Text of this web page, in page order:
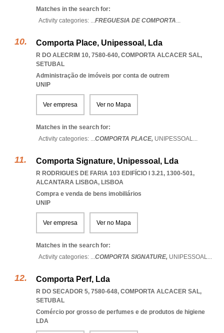
Matches in the search for:
Activity categories: ...FREGUESIA DE COMPORTA...
Comporta Place, Unipessoal, Lda
R DO ALECRIM 10, 7580-640, COMPORTA ALCACER SAL,
SETUBAL
Administração de imóveis por conta de outrem
UNIP
Ver empresa Ver no Mapa
Matches in the search for:
Activity categories: ...COMPORTA PLACE, UNIPESSOAL...
Comporta Signature, Unipessoal, Lda
R RODRIGUES DE FARIA 103 EDIFÍCIO I 3.21, 1300-501,
ALCANTARA LISBOA, LISBOA
Compra e venda de bens imobiliários
UNIP
Ver empresa Ver no Mapa
Matches in the search for:
Activity categories: ...COMPORTA SIGNATURE, UNIPESSOAL...
Comporta Perf, Lda
R DO SECADOR 5, 7580-648, COMPORTA ALCACER SAL,
SETUBAL
Comércio por grosso de perfumes e de produtos de higiene
LDA